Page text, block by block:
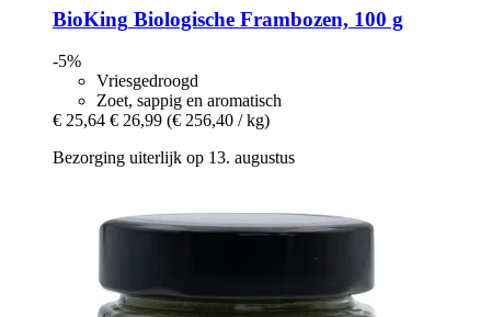
BioKing Biologische Frambozen, 100 g
-5%
Vriesgedroogd
Zoet, sappig en aromatisch
€ 25,64 € 26,99 (€ 256,40 / kg)
Bezorging uiterlijk op 13. augustus